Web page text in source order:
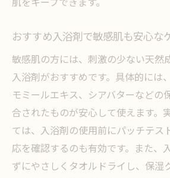
おすすめ入浴剤で敏感肌も安心な
敏感肌の方には、刺激の少ない天然
入浴剤がおすすめです。具体的には
モミールエキス、シアバターなどの
合されたものが安心して使えます。
ては、入浴剤の使用前にパッチテス
応を確認するのも有効です。また、
ずにやさしくタオルドライし、保湿